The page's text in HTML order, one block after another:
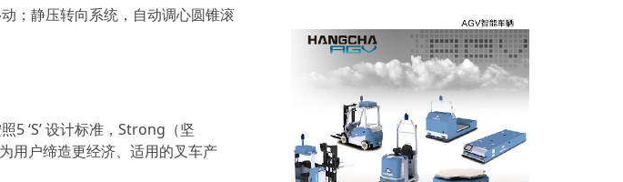
；静压转向系统，自动调心圆锥滚
5 ‘S’ 设计标准，Strong（坚
用户缔造更经济、适用的叉车产
喷涂，以免刮痕部位受潮和生锈。由于我们无法
控制天气，雨水腐蚀，直射阳光等会影响叉车，